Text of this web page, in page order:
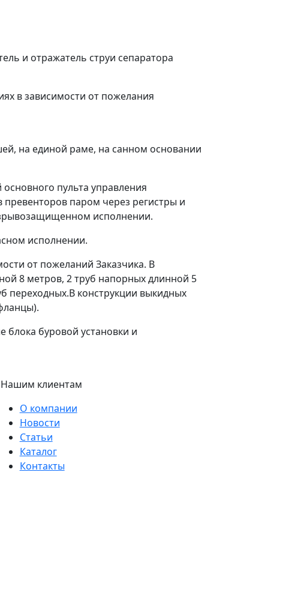
и отражатель струи сепаратора
в зависимости от пожелания
на единой раме, на санном основании
пульта управления
паром через регистры и
исполнении.
исполнении.
от пожеланий Заказчика. В
8 метров, 2 труб напорных длинной 5
переходных.В конструкции выкидных
блока буровой установки и
Нашим клиентам
О компании
Новости
Статьи
Каталог
Контакты